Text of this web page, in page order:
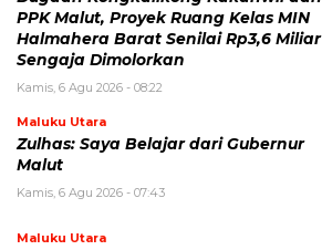
PPK Malut, Proyek Ruang Kelas MIN
Halmahera Barat Senilai Rp3,6 Miliar
Sengaja Dimolorkan
Kamis, 6 Agu 2026 - 08:22
Maluku Utara
Zulhas: Saya Belajar dari Gubernur
Malut
Kamis, 6 Agu 2026 - 07:43
Maluku Utara